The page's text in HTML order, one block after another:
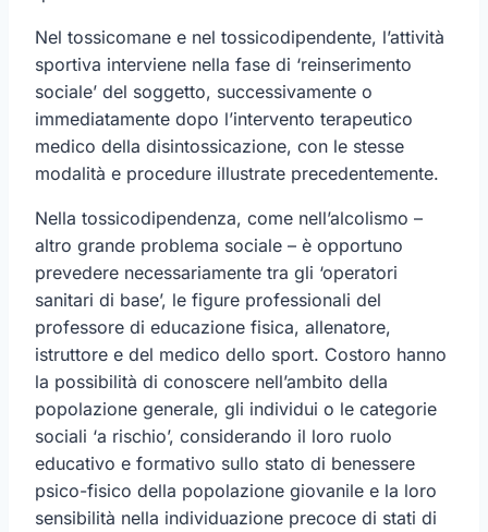
Nel tossicomane e nel tossicodipendente, l’attività
sportiva interviene nella fase di ‘reinserimento
sociale’ del soggetto, successivamente o
immediatamente dopo l’intervento terapeutico
medico della disintossicazione, con le stesse
modalità e procedure illustrate precedentemente.
Nella tossicodipendenza, come nell’alcolismo –
altro grande problema sociale – è opportuno
prevedere necessariamente tra gli ‘operatori
sanitari di base’, le figure professionali del
professore di educazione fisica, allenatore,
istruttore e del medico dello sport. Costoro hanno
la possibilità di conoscere nell’ambito della
popolazione generale, gli individui o le categorie
sociali ‘a rischio’, considerando il loro ruolo
educativo e formativo sullo stato di benessere
psico-fisico della popolazione giovanile e la loro
sensibilità nella individuazione precoce di stati di